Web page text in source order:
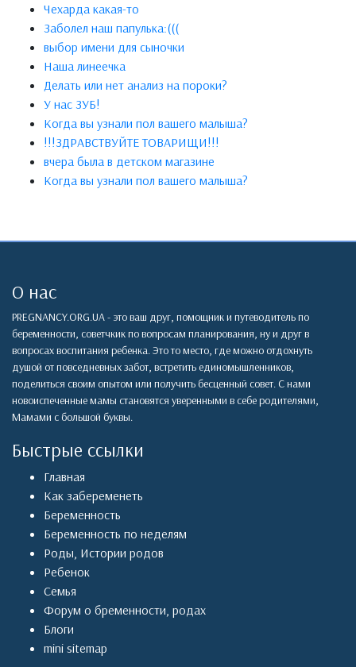
Чехарда какая-то
Заболел наш папулька:(((
выбор имени для сыночки
Наша линеечка
Делать или нет анализ на пороки?
У нас ЗУБ!
Когда вы узнали пол вашего малыша?
!!!ЗДРАВСТВУЙТЕ ТОВАРИЩИ!!!
вчера была в детском магазине
Когда вы узнали пол вашего малыша?
О нас
PREGNANCY.ORG.UA - это ваш друг, помощник и путеводитель по
беременности, советчкик по вопросам планирования, ну и друг в
вопросах воспитания ребенка. Это то место, где можно отдохнуть
душой от повседневных забот, встретить единомышленников,
поделиться своим опытом или получить бесценный совет. С нами
новоиспеченные мамы становятся уверенными в себе родителями,
Мамами с большой буквы.
Быстрые ссылки
Главная
Как забеременеть
Беременность
Беременность по неделям
Роды, Истории родов
Ребенок
Семья
Форум о бременности, родах
Блоги
mini sitemap